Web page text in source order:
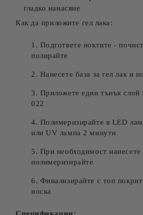
гладко нанасяне
Как да приложите гел лака:
Подгответе ноктите -
полирайте
Нанесете база за гел лак и
Приложете един тънък
022
Полимеризирайте в LED
или UV лампа 2 минути
При необходимост нанесете
полимеризирайте
Финализирайте с топ
носка